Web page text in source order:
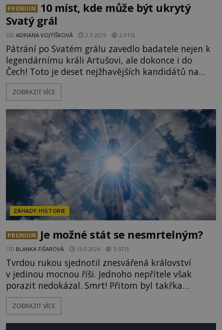
PREMIUM
10 míst, kde může být ukrytý
Svatý grál
OD ADRIANA VOJTÍŠKOVÁ 2.3.2025 2.9TIS
Pátrání po Svatém grálu zavedlo badatele nejen k
legendárnímu králi Artušovi, ale dokonce i do
Čech! Toto je deset nejžhavějších kandidátů na
jeho úkryt... Anglická pevnost Tor: Glastonbury a
král Artuš Městečko Glastonbury leží na jihu
Jde o jedno z nejtajemnějších sídel středověku.
Údajně je ve studni
ZOBRAZIT VÍCE
ZÁHADY HISTORIE
PREMIUM Je možné stát se nesmrtelným?
OD BLANKA FIŠAROVÁ 13.9.2024 3.5TIS
Tvrdou rukou sjednotil znesvářená království
v jedinou mocnou říši. Jednoho nepřítele však
porazit nedokázal. Smrt! Přitom byl takřka
posedlý touhou ji přemoci. Toto přání doprovází
lidstvo od nepaměti. Jde o nesplnitelný sen, nebo
ZOBRAZIT VÍCE